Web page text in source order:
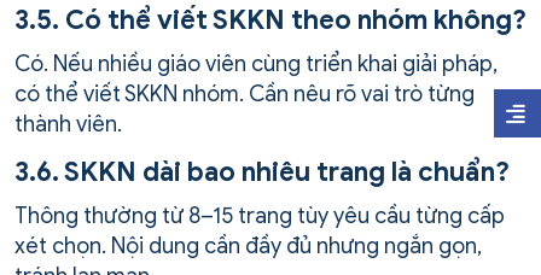
3.5. Có thể viết SKKN theo nhóm không?
Có. Nếu nhiều giáo viên cùng triển khai giải pháp,
có thể viết SKKN nhóm. Cần nêu rõ vai trò từng
thành viên.
3.6. SKKN dài bao nhiêu trang là chuẩn?
Thông thường từ 8–15 trang tùy yêu cầu từng cấp
xét chọn. Nội dung cần đầy đủ nhưng ngắn gọn,